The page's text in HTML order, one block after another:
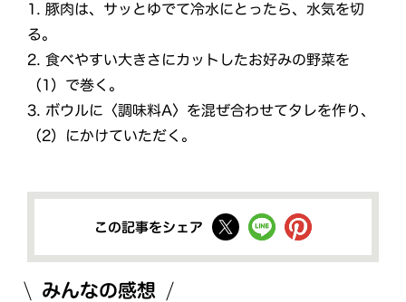
1. 豚肉は、サッとゆでて冷水にとったら、水気を切
る。
2. 食べやすい大きさにカットしたお好みの野菜を
（1）で巻く。
3. ボウルに〈調味料A〉を混ぜ合わせてタレを作り、
（2）にかけていただく。
この記事をシェア
みんなの感想